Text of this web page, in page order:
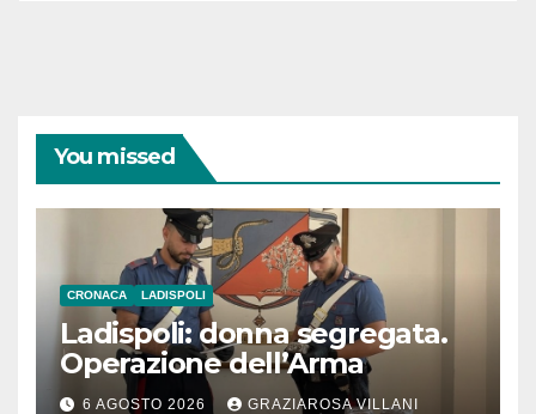
You missed
CRONACA LADISPOLI
Ladispoli: donna segregata.
Operazione dell’Arma
6 AGOSTO 2026 GRAZIAROSA VILLANI